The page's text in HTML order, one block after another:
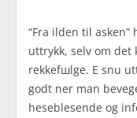
“Fra ilden til
uttrykk, selv om det
rekkefшlge. Е snu
godt nеr man
heseblesende og